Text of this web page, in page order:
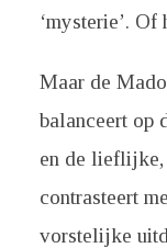
‘mysterie’. Of
Maar de
balanceert op
en de
contrasteert
vorstelijke